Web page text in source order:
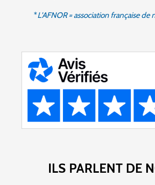
*L'AFNOR = association française de
ILS PARLENT DE